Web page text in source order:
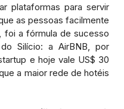
plataformas para servir
as pessoas facilmente
foi a fórmula de sucesso
Silício: a AirBNB, por
e hoje vale US$ 30
a maior rede de hotéis